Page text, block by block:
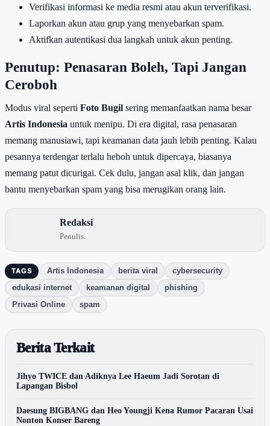
Verifikasi informasi ke media resmi atau akun terverifikasi.
Laporkan akun atau grup yang menyebarkan spam.
Aktifkan autentikasi dua langkah untuk akun penting.
Penutup: Penasaran Boleh, Tapi Jangan
Ceroboh
Modus viral seperti Foto Bugil sering memanfaatkan nama besar
Artis Indonesia untuk menipu. Di era digital, rasa penasaran
memang manusiawi, tapi keamanan data jauh lebih penting. Kalau
pesannya terdengar terlalu heboh untuk dipercaya, biasanya
memang patut dicurigai. Cek dulu, jangan asal klik, dan jangan
bantu menyebarkan spam yang bisa merugikan orang lain.
Redaksi
Penulis.
TAGS Artis Indonesia berita viral
cybersecurity
edukasi internet
keamanan digital
phishing
Privasi Online
spam
Berita Terkait
Jihyo TWICE dan Adiknya Lee Haeum Jadi Sorotan di
Lapangan Bisbol
Daesung BIGBANG dan Heo Youngji Kena Rumor Pacaran Usai
Nonton Konser Bareng